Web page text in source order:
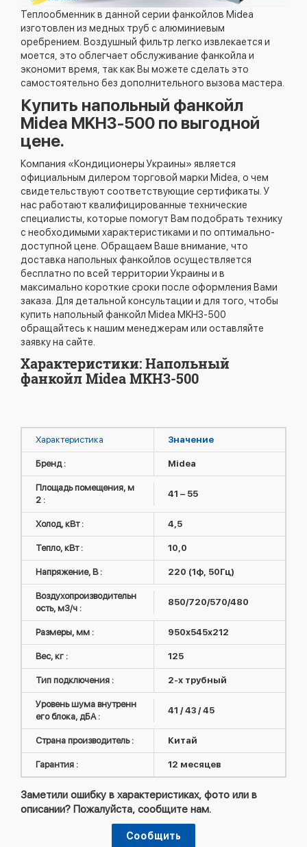
Теплообменник в данной серии фанкойлов Midea
изготовлен из медных труб с алюминиевым
оребрением. Воздушный фильтр легко извлекается и
моется, это облегчает обслуживание фанкойла и
экономит время, так как Вы можете сделать это
самостоятельно без дополнительного вызова мастера.
Купить напольный фанкойл
Midea MKH3-500 по выгодной
цене.
Компания «Кондиционеры Украины» является
официальным дилером торговой марки Midea, о чем
свидетельствуют соответствующие сертификаты. У
нас работают квалифицированные технические
специалисты, которые помогут Вам подобрать технику
с необходимыми характеристиками и по оптимально-
доступной цене. Обращаем Ваше внимание, что
доставка напольных фанкойлов осуществляется
бесплатно по всей территории Украины и в
максимально короткие сроки после оформления Вами
заказа. Для детальной консультации и для того, чтобы
купить напольный фанкойл Midea MKH3-500
обращайтесь к нашим менеджерам или оставляйте
заявку на сайте.
Характеристики: Напольный
фанкойл Midea MKH3-500
Характеристика Значение
Бренд : Midea
Площадь помещения, м
2 :
41 – 55
Холод, кВт : 4,5
Тепло, кВт : 10,0
Напряжение, В : 220 (1ф, 50Гц)
Воздухопроизводительн
ость, м3/ч :
850/720/570/480
Размеры, мм : 950x545x212
Вес, кг : 125
Тип подключения : 2-х трубный
Уровень шума внутренн
его блока, дБА :
41 / 43 / 45
Страна производитель : Китай
Гарантия : 12 месяцев
Заметили ошибку в характеристиках, фото или в
описании? Пожалуйста, сообщите нам.
Сообщить